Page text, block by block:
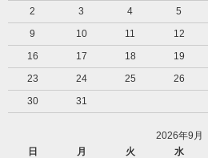
2
3 4 5
9
10 11 12
16
17 18 19
23
24 25 26
30
31
2026年9月
日
月 火 水